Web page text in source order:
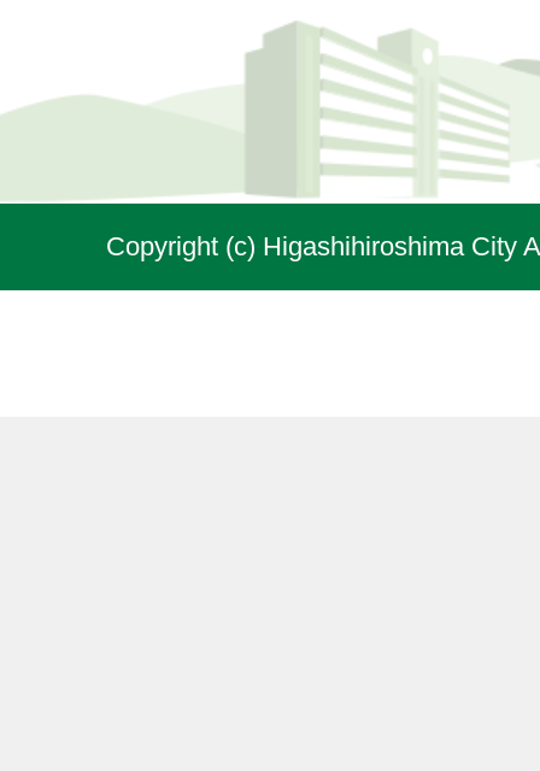
Copyright (c) Higashihiroshima City